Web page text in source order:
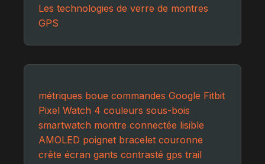
Les technologies de verre de montres
GPS
métriques boue commandes Google Fitbit
Pixel Watch 4 couleurs sous-bois
smartwatch montre connectée lisible
AMOLED poignet bracelet couronne
crête écran gants contrasté gps trail